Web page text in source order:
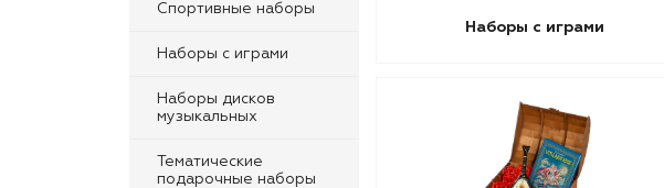
Спортивные наборы
Наборы с играми
Наборы дисков
музыкальных
Тематические
подарочные наборы
Наборы с играми